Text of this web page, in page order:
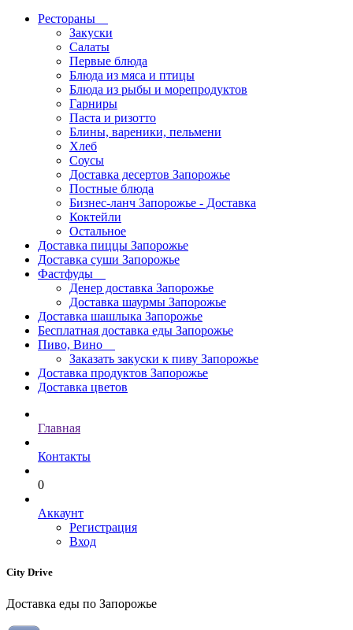
Рестораны
Закуски
Салаты
Первые блюда
Блюда из мяса и птицы
Блюда из рыбы и морепродуктов
Гарниры
Паста и ризотто
Блины, вареники, пельмени
Хлеб
Соусы
Доставка десертов Запорожье
Постные блюда
Бизнес-ланч Запорожье - Доставка
Коктейли
Остальное
Доставка пиццы Запорожье
Доставка суши Запорожье
Фастфуды
Денер доставка Запорожье
Доставка шаурмы Запорожье
Доставка шашлыка Запорожье
Бесплатная доставка еды Запорожье
Пиво, Вино
Заказать закуски к пиву Запорожье
Доставка продуктов Запорожье
Доставка цветов
Главная
Контакты
0
Аккаунт
Регистрация
Вход
City Drive
Доставка еды по Запорожье